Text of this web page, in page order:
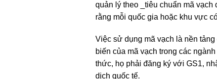
quản lý theo _tiêu chuẩn mã
rằng mỗi quốc gia hoặc khu vực
Việc sử dụng mã vạch là nền
biến của mã vạch trong các
thức, họ phải đăng ký với GS1,
dịch quốc tế.